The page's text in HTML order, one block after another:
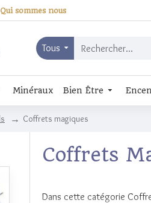
Qui sommes nous
Tous
Minéraux Bien Être
Coffrets magiques
Coffrets
Dans cette catégorie